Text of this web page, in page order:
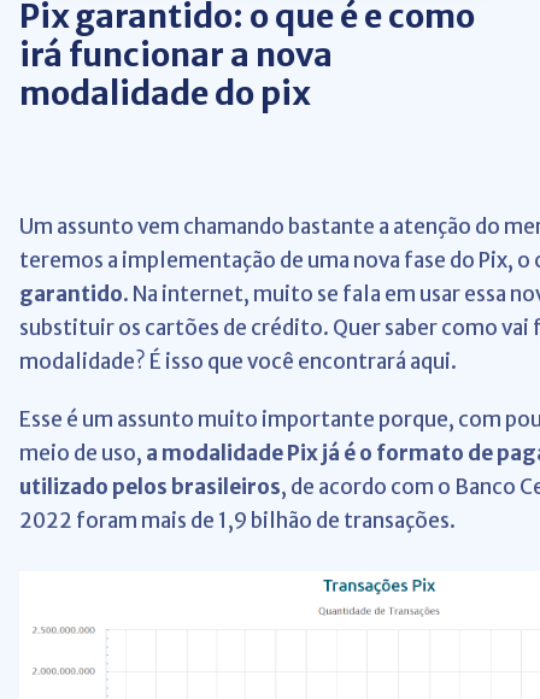
Pix garantido: o que é e como
irá funcionar a nova
modalidade do pix
Um assunto vem chamando bastante a atenção do
teremos a implementação de uma nova fase do Pix, o
garantido. Na internet, muito se fala em usar essa
substituir os cartões de crédito. Quer saber como vai
modalidade? É isso que você encontrará aqui.
Esse é um assunto muito importante porque, com
meio de uso, a modalidade Pix já é o formato de
utilizado pelos brasileiros, de acordo com o Banco
2022 foram mais de 1,9 bilhão de transações.